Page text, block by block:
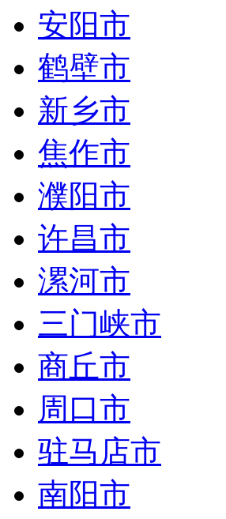
安阳市
鹤壁市
新乡市
焦作市
濮阳市
许昌市
漯河市
三门峡市
商丘市
周口市
驻马店市
南阳市